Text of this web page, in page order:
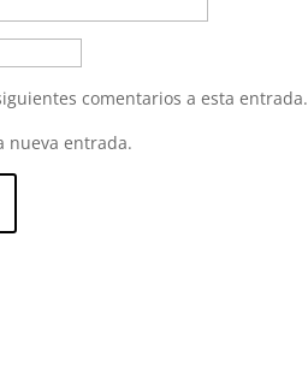
comentarios a esta entrada.
nueva entrada.